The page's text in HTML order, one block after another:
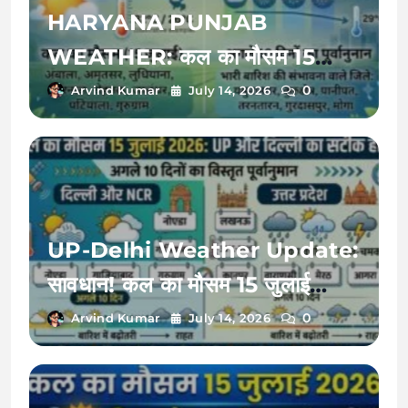
HARYANA PUNJAB
WEATHER: कल का मौसम 15
जुलाई 2026 को बदलेगी करवट, अगले
10 दिनों तक इन जिलों में भारी बारिश का
रेड अलर्ट!
Arvind Kumar July 14, 2026 0
UP-Delhi Weather Update:
सावधान! कल का मौसम 15 जुलाई
2026 को बदलेगा मिजाज, जानें अगले
10 दिनों का भारी बारिश और उमस का
पूरा हाल
Arvind Kumar July 14, 2026 0